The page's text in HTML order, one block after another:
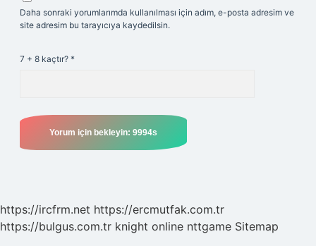
Daha sonraki yorumlarımda kullanılması için adım, e-posta adresim ve
site adresim bu tarayıcıya kaydedilsin.
7 + 8 kaçtır? *
https://ircfrm.net https://ercmutfak.com.tr
https://bulgus.com.tr knight online nttgame Sitemap